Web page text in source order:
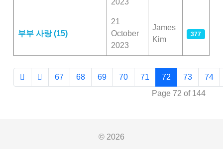
부부 사랑 (15)
21
October
2023
James
Kim
377
Page 72 of 144
67 68 69 70 71 72 73 74
© 2026